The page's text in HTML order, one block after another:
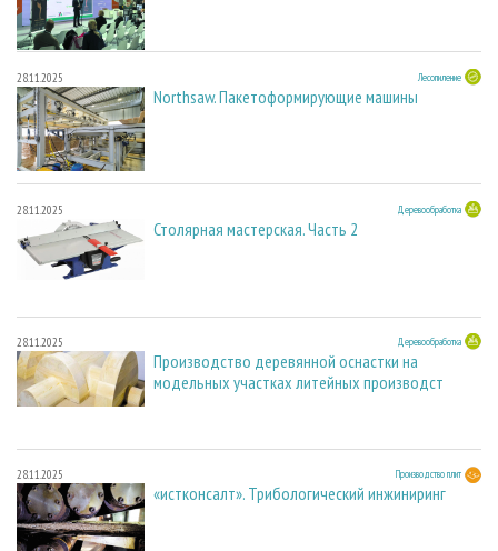
28.11.2025 Лесопиление
Northsaw. Пакетоформирующие машины
28.11.2025 Деревообработка
Столярная мастерская. Часть 2
28.11.2025 Деревообработка
Производство деревянной оснастки на
модельных участках литейных производст
28.11.2025 Производство плит
«истконсалт». Трибологический инжиниринг